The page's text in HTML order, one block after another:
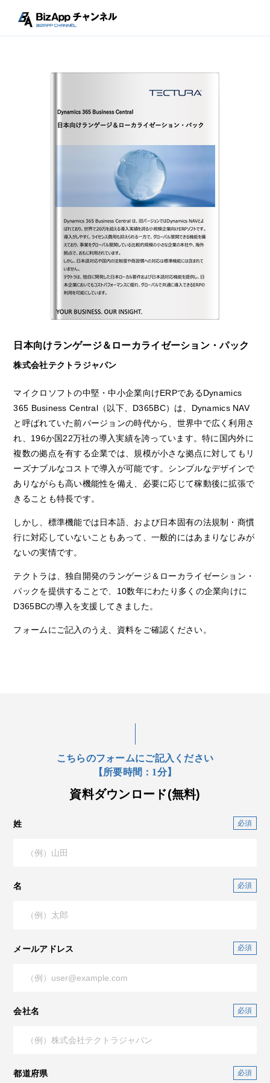
日本向けランゲージ＆ローカライゼーション・パック
株式会社テクトラジャパン
マイクロソフトの中堅・中小企業向けERPであるDynamics
365 Business Central（以下、D365BC）は、Dynamics NAV
と呼ばれていた前バージョンの時代から、世界中で広く利用さ
れ、196か国22万社の導入実績を誇っています。特に国内外に
複数の拠点を有する企業では、規模が小さな拠点に対してもリ
ーズナブルなコストで導入が可能です。シンプルなデザインで
ありながらも高い機能性を備え、必要に応じて稼動後に拡張で
きることも特長です。
しかし、標準機能では日本語、および日本固有の法規制・商慣
行に対応していないこともあって、一般的にはあまりなじみが
ないの実情です。
テクトラは、独自開発のランゲージ＆ローカライゼーション・
パックを提供することで、10数年にわたり多くの企業向けに
D365BCの導入を支援してきました。
フォームにご記入のうえ、資料をご確認ください。
こちらのフォームにご記入ください
【所要時間：1分】
資料ダウンロード(無料)
姓
名
メールアドレス
会社名
都道府県